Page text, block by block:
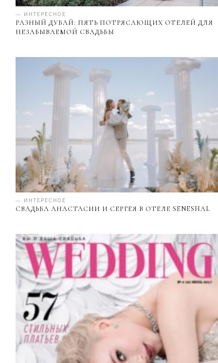
— ИНТЕРЕСНОЕ
РАЗНЫЙ ДУБАЙ: ПЯТЬ ПОТРЯСАЮЩИХ ОТЕЛЕЙ ДЛЯ
НЕЗАБЫВАЕМОЙ СВАДЬБЫ
— ИНТЕРЕСНОЕ
СВАДЬБА АНАСТАСИИ И СЕРГЕЯ В ОТЕЛЕ SENESHAL